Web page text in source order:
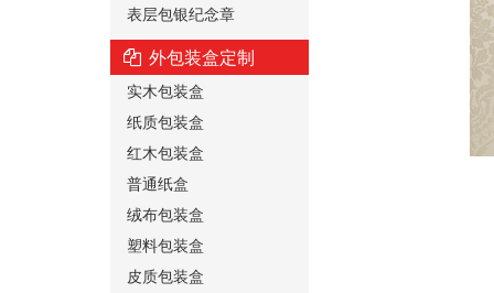
表层包银纪念章
外包装盒定制
实木包装盒
纸质包装盒
红木包装盒
普通纸盒
绒布包装盒
塑料包装盒
皮质包装盒